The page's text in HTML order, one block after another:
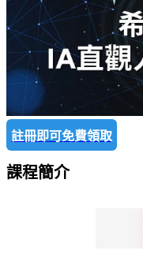
註冊即可免費領取
課程簡介